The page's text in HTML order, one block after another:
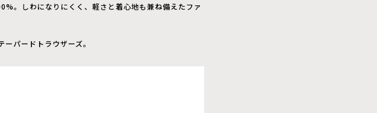
。しわになりにくく、軽さと着心地も兼ね備えたファ
パードトラウザーズ。